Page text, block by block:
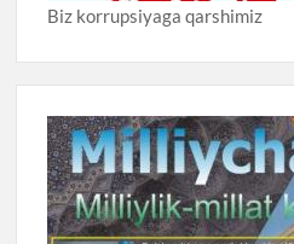
Biz korrupsiyaga qarshimiz